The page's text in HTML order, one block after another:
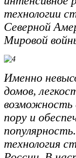
технологии
Северной
Мировой
Именно
домов,
возможность
пору и
технология